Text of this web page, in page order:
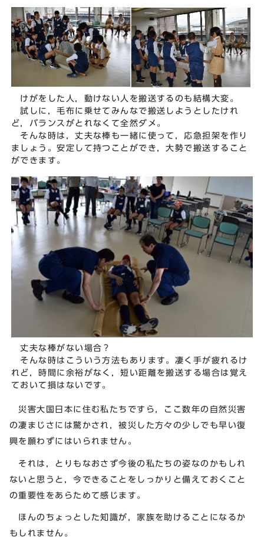
けがをした人，動けない人を搬送するのも結構大変。
試しに，毛布に乗せてみんなで搬送しようとしたけれ
ど，バランスがとれなくて全然ダメ。
そんな時は，丈夫な棒も一緒に使って，応急担架を作り
ましょう。安定して持つことができ，大勢で搬送すること
ができます。
丈夫な棒がない場合？
そんな時はこういう方法もあります。凄く手が疲れるけ
れど，時間に余裕がなく，短い距離を搬送する場合は覚え
ておいて損はないです。
災害大国日本に住む私たちですら，ここ数年の自然災害
の凄まじさには驚かされ，被災した方々の少しでも早い復
興を願わずにはいられません。
それは，とりもなおさず今後の私たちの姿なのかもしれ
ないと思うと，今できることをしっかりと備えておくこと
の重要性をあらためて感じます。
ほんのちょっとした知識が，家族を助けることになるか
もしれません。